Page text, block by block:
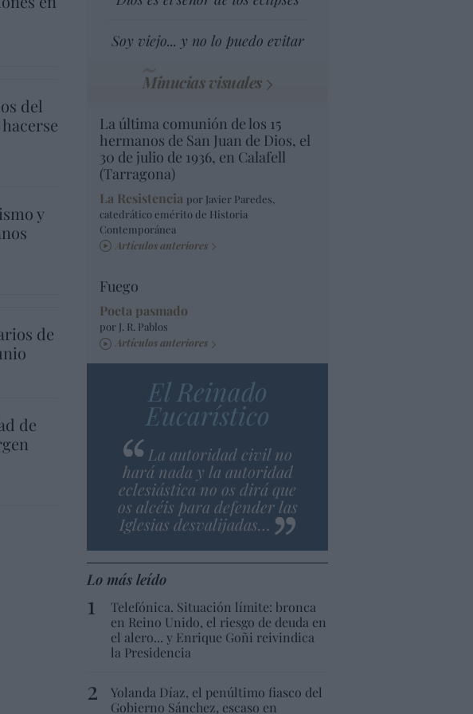
del
y
de
de
Soy viejo... y no lo puedo evitar
Minucias visuales
La última comunión de los 15
hermanos de San Juan de Dios, el
30 de julio de 1936, en Calafell
(Tarragona)
La Resistencia por Javier Paredes,
catedrático emérito de Historia
Contemporánea
Artículos anteriores
Fuego
Poeta pasmado
por J. R. Pablos
Artículos anteriores
El Reinado
Eucarístico
La autoridad civil no
hará nada y la autoridad
eclesiástica no os dirá que
os alcéis para defender las
Iglesias desvalijadas…
Lo más leído
Telefónica. Situación límite: bronca
en Reino Unido, el riesgo de deuda en
el alero... y Enrique Goñi reivindica
la Presidencia
Yolanda Díaz, el penúltimo fiasco del
Gobierno Sánchez, escaso en